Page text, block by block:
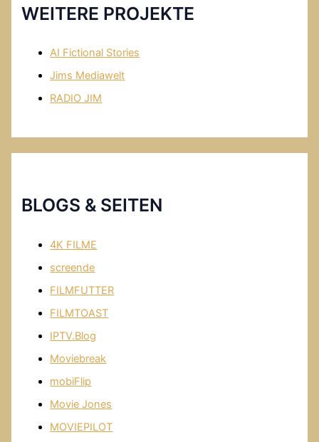
WEITERE PROJEKTE
AI Fictional Stories
Jims Mediawelt
RADIO JIM
BLOGS & SEITEN
4K FILME
screende
FILMFUTTER
FILMTOAST
IPTV.Blog
Moviebreak
mobiFlip
Movie Jones
MOVIEPILOT